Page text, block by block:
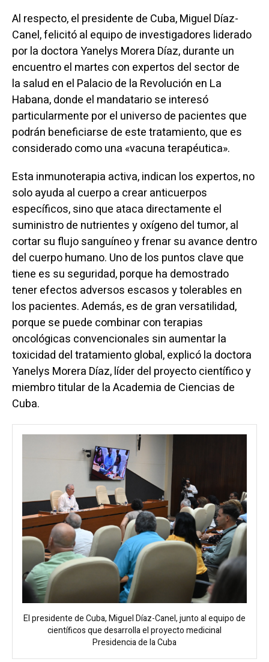
Al respecto, el presidente de Cuba, Miguel Díaz-
Canel, felicitó al equipo de investigadores liderado
por la doctora Yanelys Morera Díaz, durante un
encuentro el martes con expertos del sector de
la salud en el Palacio de la Revolución en La
Habana, donde el mandatario se interesó
particularmente por el universo de pacientes que
podrán beneficiarse de este tratamiento, que es
considerado como una «vacuna terapéutica».
Esta inmunoterapia activa, indican los expertos, no
solo ayuda al cuerpo a crear anticuerpos
específicos, sino que ataca directamente el
suministro de nutrientes y oxígeno del tumor, al
cortar su flujo sanguíneo y frenar su avance dentro
del cuerpo humano. Uno de los puntos clave que
tiene es su seguridad, porque ha demostrado
tener efectos adversos escasos y tolerables en
los pacientes. Además, es de gran versatilidad,
porque se puede combinar con terapias
oncológicas convencionales sin aumentar la
toxicidad del tratamiento global, explicó la doctora
Yanelys Morera Díaz, líder del proyecto científico y
miembro titular de la Academia de Ciencias de
Cuba.
El presidente de Cuba, Miguel Díaz-Canel, junto al equipo de
científicos que desarrolla el proyecto medicinal
Presidencia de la Cuba